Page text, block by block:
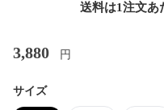
送料は1注文あ
3,880 円
サイズ